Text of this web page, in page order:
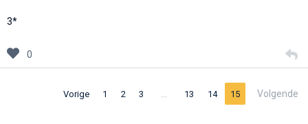
3*
0
Vorige 1 2 3 13 14 15 Volgende